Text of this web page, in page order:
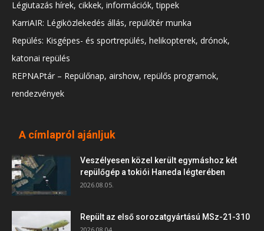
Légiutazás hírek, cikkek, információk, tippek
KarriAIR: Légiközlekedés állás, repülőtér munka
Repülés: Kisgépes- és sportrepülés, helikopterek, drónok,
katonai repülés
REPNAPtár – Repülőnap, airshow, repülős programok,
rendezvények
A címlapról ajánljuk
Veszélyesen közel került egymáshoz két
repülőgép a tokiói Haneda légterében
2026.08.05.
Repült az első sorozatgyártású MSz-21-310